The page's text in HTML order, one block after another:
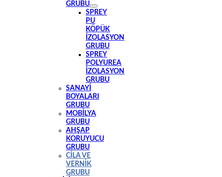
GRUBU
SPREY
PU
KÖPÜK
İZOLASYON
GRUBU
SPREY
POLYUREA
İZOLASYON
GRUBU
SANAYI
BOYALARI
GRUBU
MOBILYA
GRUBU
AHŞAP
KORUYUCU
GRUBU
CILA VE
VERNIK
GRUBU